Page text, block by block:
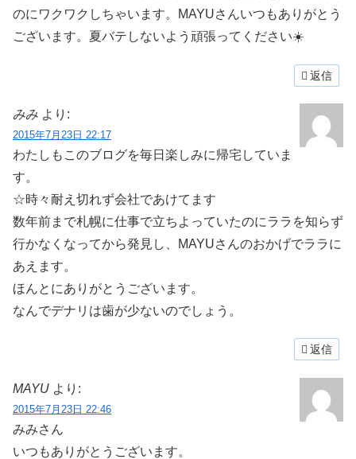
のにワクワクしちゃいます。MAYUさんいつもありがとう
ございます。夏バテしないよう頑張ってください☀️
返信
みみ より:
2015年7月23日 22:17
わたしもこのブログを毎日楽しみに帰宅していま
す。
☆時々耐え切れず会社であけてます
数年前まで札幌に仕事で立ちよっていたのにララを知らず
行かなくなってから発見し、MAYUさんのおかげでララに
あえます。
ほんとにありがとうございます。
なんでデナリは歯が少ないのでしょう。
返信
MAYU より:
2015年7月23日 22:46
みみさん
いつもありがとうございます。